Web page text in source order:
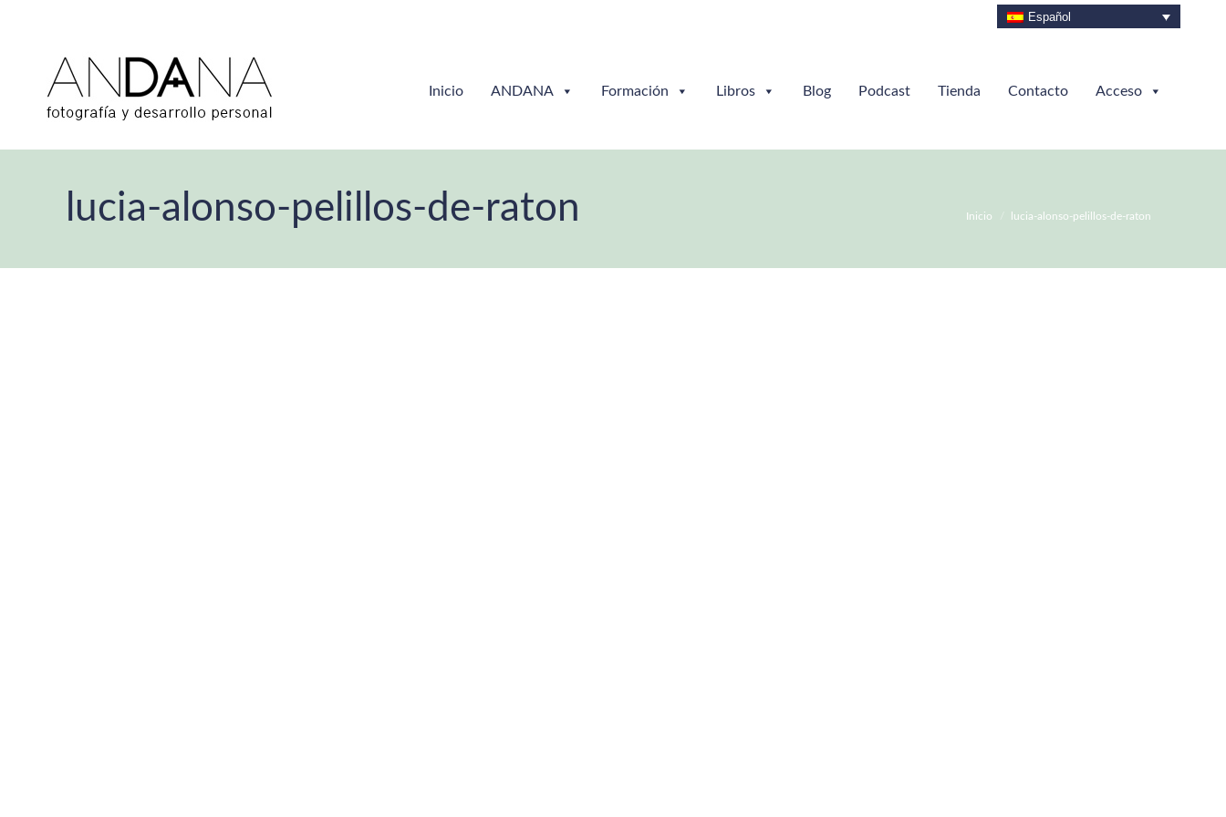
Español
Inicio ANDANA Formación Libros Blog Podcast Tienda Contacto Acceso
lucia-alonso-pelillos-de-raton Inicio lucia-alonso-pelillos-de-raton